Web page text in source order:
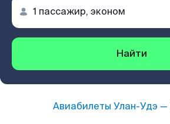
Найти
Авиабилеты Улан-Удэ —